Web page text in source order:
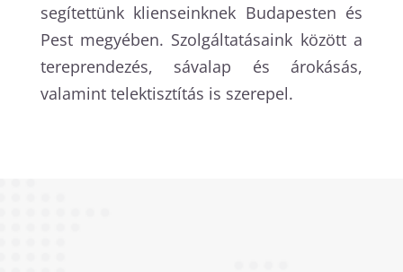
segítettünk klienseinknek Budapesten és
Pest megyében. Szolgáltatásaink között a
tereprendezés, sávalap és árokásás,
valamint telektisztítás is szerepel.